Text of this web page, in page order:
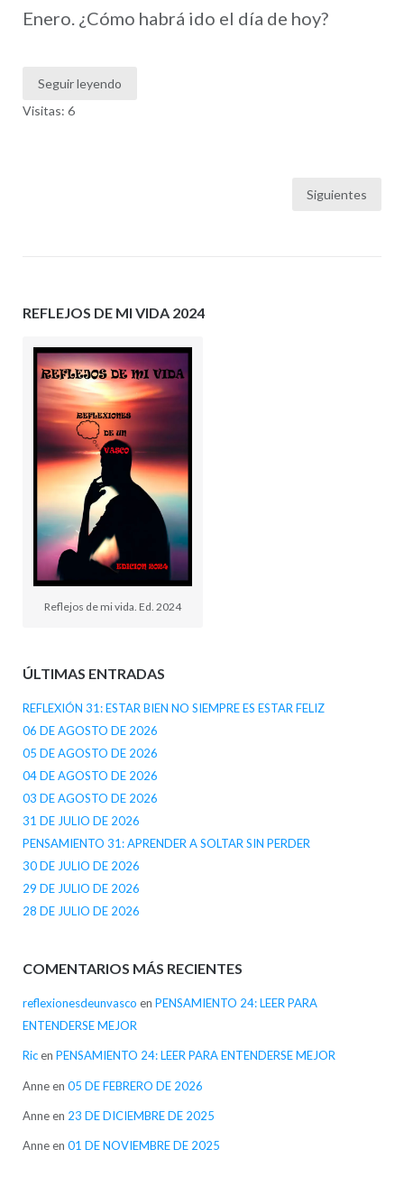
Enero. ¿Cómo habrá ido el día de hoy?
Seguir leyendo
Visitas: 6
Siguientes
REFLEJOS DE MI VIDA 2024
Reflejos de mi vida. Ed. 2024
ÚLTIMAS ENTRADAS
REFLEXIÓN 31: ESTAR BIEN NO SIEMPRE ES ESTAR FELIZ
06 DE AGOSTO DE 2026
05 DE AGOSTO DE 2026
04 DE AGOSTO DE 2026
03 DE AGOSTO DE 2026
31 DE JULIO DE 2026
PENSAMIENTO 31: APRENDER A SOLTAR SIN PERDER
30 DE JULIO DE 2026
29 DE JULIO DE 2026
28 DE JULIO DE 2026
COMENTARIOS MÁS RECIENTES
reflexionesdeunvasco en PENSAMIENTO 24: LEER PARA
ENTENDERSE MEJOR
Ricen PENSAMIENTO 24: LEER PARA ENTENDERSE MEJOR
Anneen 05 DE FEBRERO DE 2026
Anneen 23 DE DICIEMBRE DE 2025
Anneen 01 DE NOVIEMBRE DE 2025